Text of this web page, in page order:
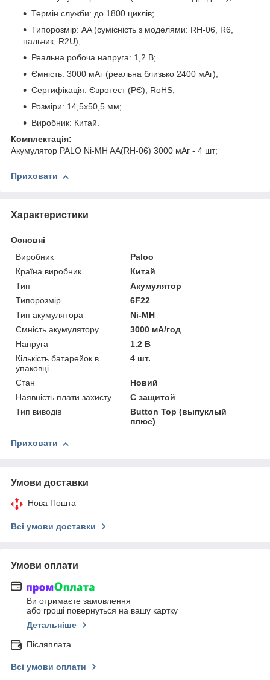
Термін служби: до 1800 циклів;
Типорозмір: AA (сумісність з моделями: RH-06, R6,
пальчик, R2U);
Реальна робоча напруга: 1,2 В;
Ємність: 3000 мАг (реальна близько 2400 мАг);
Сертифікація: Євротест (РЄ), RoHS;
Розміри: 14,5x50,5 мм;
Виробник: Китай.
Комплектація:
Акумулятор PALO Ni-MH AA(RH-06) 3000 мАг - 4 шт;
Приховати
Характеристики
Основні
Виробник
Paloo
Країна виробник
Китай
Тип
Акумулятор
Типорозмір
6F22
Тип акумулятора
Ni-MH
Ємність акумулятору
3000 мА/год
Напруга
1.2 В
Кількість батарейок в
упаковці
4 шт.
Стан
Новий
Наявність плати захисту
С защитой
Тип виводів
Button Top (выпуклый
плюс)
Приховати
Умови доставки
Нова Пошта
Всі умови доставки
Умови оплати
Ви отримаєте замовлення
або гроші повернуться на вашу картку
Детальніше
Післяплата
Всі умови оплати